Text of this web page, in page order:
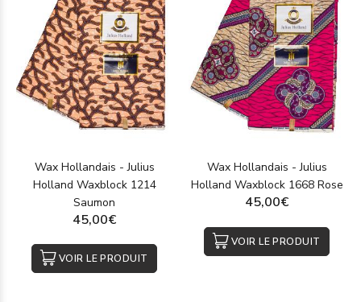
Wax Hollandais - Julius
Holland Waxblock 1214
Saumon
45,00€
VOIR LE PRODUIT
Wax Hollandais - Julius
Holland Waxblock 1668 Rose
45,00€
VOIR LE PRODUIT